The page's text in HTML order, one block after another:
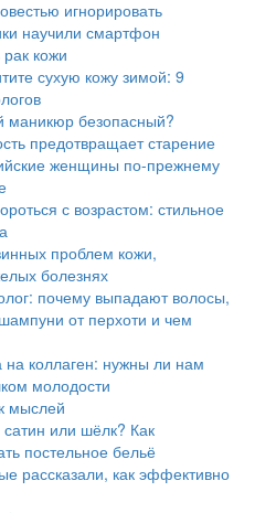
игнорировать
научили смартфон
рак кожи
сухую кожу зимой: 9
маникюр безопасный?
предотвращает старение
женщины по-прежнему
с возрастом: стильное
проблем кожи,
болезнях
почему выпадают волосы,
от перхоти и чем
коллаген: нужны ли нам
молодости
мыслей
сатин или шёлк? Как
постельное бельё
рассказали, как эффективно